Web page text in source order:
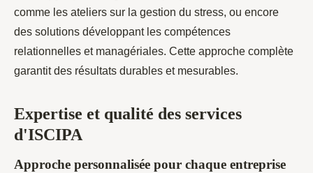
comme les ateliers sur la gestion du stress, ou encore
des solutions développant les compétences
relationnelles et managériales. Cette approche complète
garantit des résultats durables et mesurables.
Expertise et qualité des services
d'ISCIPA
Approche personnalisée pour chaque entreprise